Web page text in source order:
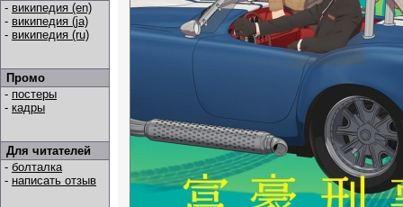
- википедия (en)
- википедия (ja)
- википедия (ru)
Промо
- постеры
- кадры
Для читателей
- болталка
- написать отзыв